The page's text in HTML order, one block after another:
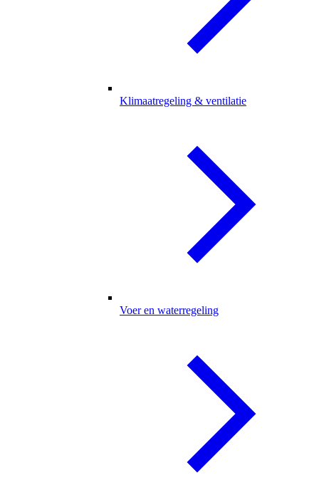
Klimaatregeling & ventilatie
Voer en waterregeling